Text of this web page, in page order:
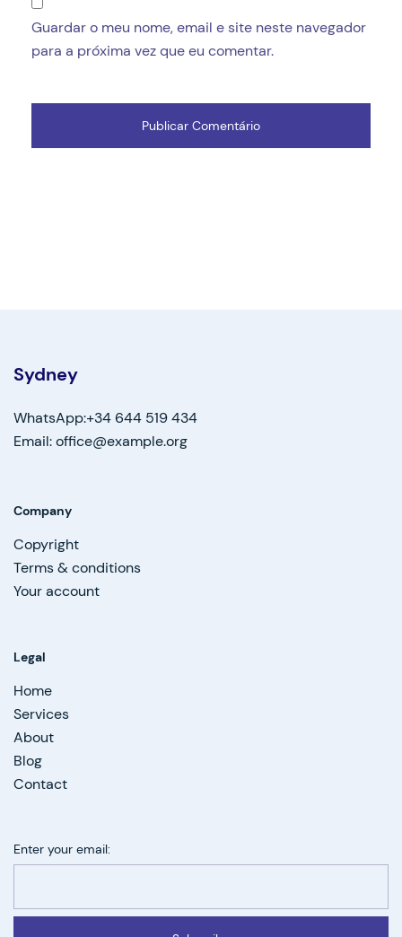
Guardar o meu nome, email e site neste navegador
para a próxima vez que eu comentar.
Sydney
WhatsApp:+34 644 519 434
Email: office@example.org
Company
Copyright
Terms & conditions
Your account
Legal
Home
Services
About
Blog
Contact
Enter your email: